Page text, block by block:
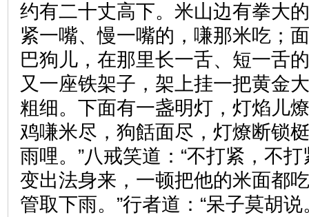
约有二十丈高下。米山边有拳大
紧一嘴、慢一嘴的，嗛那米吃；
巴狗儿，在那里长一舌、短一舌
又一座铁架子，架上挂一把黄金
粗细。下面有一盏明灯，灯焰儿
鸡嗛米尽，狗餂面尽，灯燎断锁
雨哩。”八戒笑道：“不打紧，不
变出法身来，一顿把他的米面都
管取下雨。”行者道：“呆子莫胡